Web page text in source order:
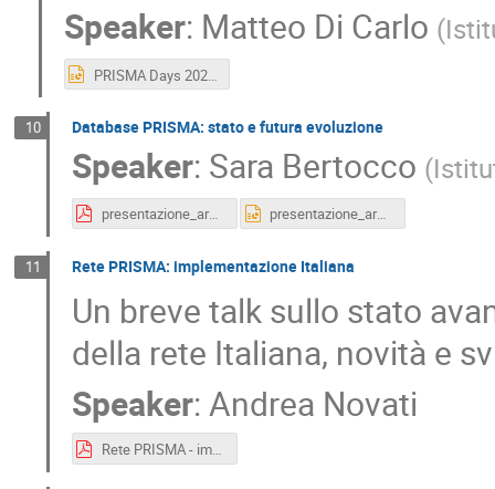
Speaker: Matteo Di Carlo (
PRISMA Days 2022.pptx
10 Database PRISMA: stato e futura evoluzione
Speaker: Sara Bertocco (
presentazione_archivio_status_25.11.2022.pdf presentazione_archivio_status_25.11.2022.pptx
11 Rete PRISMA: implementazione Italiana
Un breve talk sullo stato
della rete Italiana, novità e
Speaker:Andrea Novati
Rete PRISMA - implementazione italiana.pdf